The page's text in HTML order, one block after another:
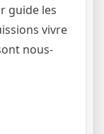
guide les
vivre
nous-